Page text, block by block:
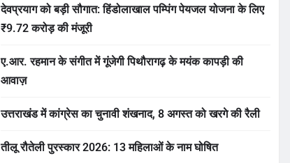
देवप्रयाग को बड़ी सौगात: हिंडोलाखाल पम्पिंग पेयजल योजना के लिए
₹9.72 करोड़ की मंजूरी
ए.आर. रहमान के संगीत में गूंजेगी पिथौरागढ़ के मयंक कापड़ी की
आवाज़
उत्तराखंड में कांग्रेस का चुनावी शंखनाद, 8 अगस्त को खरगे की रैली
तीलू रौतेली पुरस्कार 2026: 13 महिलाओं के नाम घोषित